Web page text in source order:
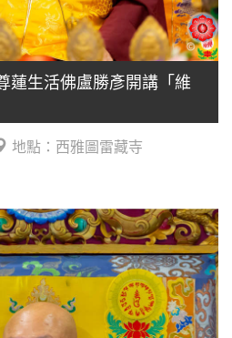
蓮生活佛盧勝彥開講「維
地點：西雅圖雷藏寺